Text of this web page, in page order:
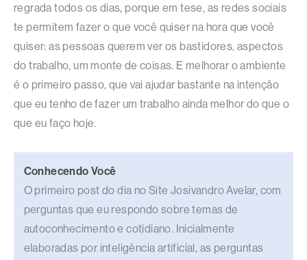
regrada todos os dias, porque em tese, as redes sociais
te permitem fazer o que você quiser na hora que você
quiser: as pessoas querem ver os bastidores, aspectos
do trabalho, um monte de coisas. E melhorar o ambiente
é o primeiro passo, que vai ajudar bastante na intenção
que eu tenho de fazer um trabalho ainda melhor do que o
que eu faço hoje.
Conhecendo Você
O primeiro post do dia no Site Josivandro Avelar, com
perguntas que eu respondo sobre temas de
autoconhecimento e cotidiano. Inicialmente
elaboradas por inteligência artificial, as perguntas